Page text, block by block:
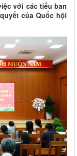
với các tiểu ban
của Quốc hội